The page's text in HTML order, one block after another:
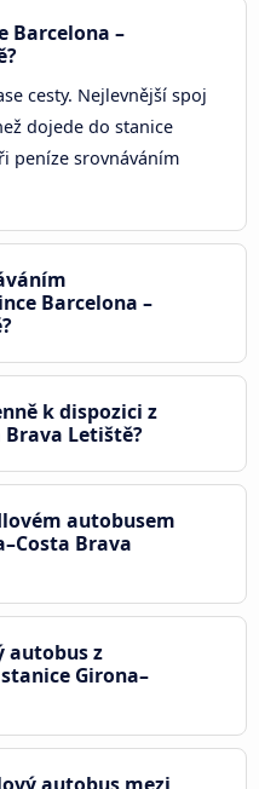
Barcelona –
cesty. Nejlevnější spoj
dojede do stanice
peníze srovnáváním
Barcelona –
k dispozici z
Brava Letiště?
autobusem
Brava
autobus z
Girona–